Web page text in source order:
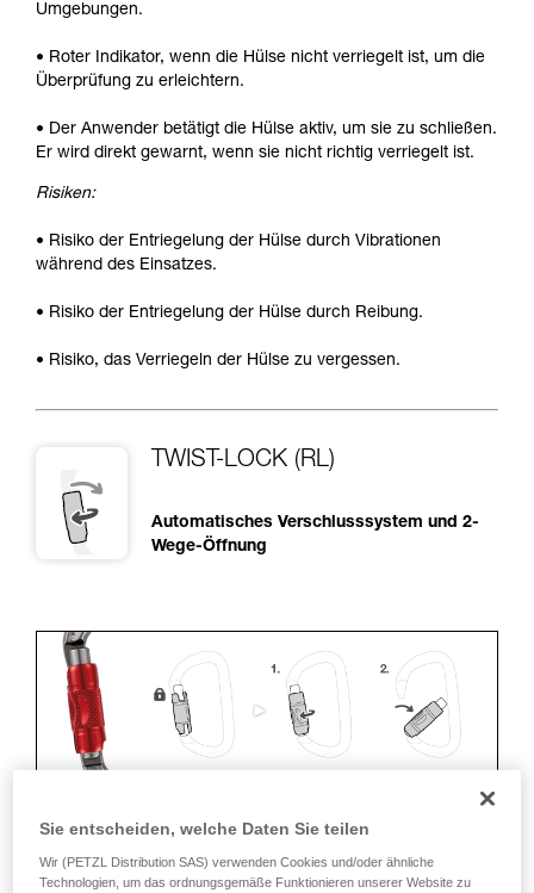
Umgebungen.
• Roter Indikator, wenn die Hülse nicht verriegelt ist, um die
Überprüfung zu erleichtern.
• Der Anwender betätigt die Hülse aktiv, um sie zu schließen.
Er wird direkt gewarnt, wenn sie nicht richtig verriegelt ist.
Risiken:
• Risiko der Entriegelung der Hülse durch Vibrationen
während des Einsatzes.
• Risiko der Entriegelung der Hülse durch Reibung.
• Risiko, das Verriegeln der Hülse zu vergessen.
TWIST-LOCK (RL)
Automatisches Verschlusssystem und 2-
Wege-Öffnung
ERGONOMIE
Sie entscheiden, welche Daten Sie teilen
Wir (PETZL Distribution SAS) verwenden Cookies und/oder ähnliche
Technologien, um das ordnungsgemäße Funktionieren unserer Website zu